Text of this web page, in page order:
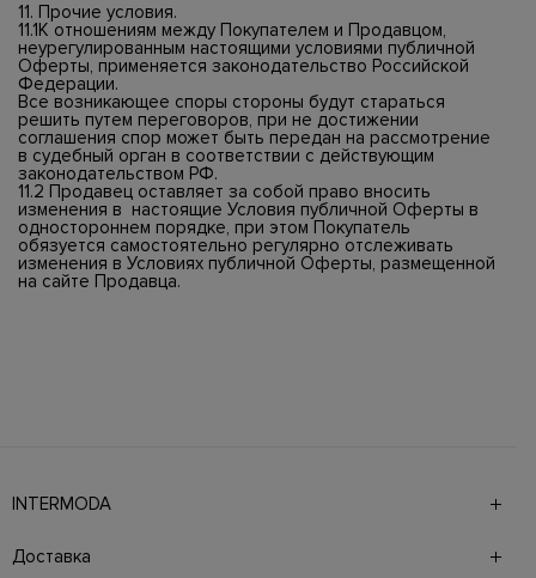
11. Прочие условия.
11.1К отношениям между Покупателем и Продавцом,
неурегулированным настоящими условиями публичной
Оферты, применяется законодательство Российской
Федерации.
Все возникающее споры стороны будут стараться
решить путем переговоров, при не достижении
соглашения спор может быть передан на рассмотрение
в судебный орган в соответствии с действующим
законодательством РФ.
11.2 Продавец оставляет за собой право вносить
изменения в настоящие Условия публичной Оферты в
одностороннем порядке, при этом Покупатель
обязуется самостоятельно регулярно отслеживать
изменения в Условиях публичной Оферты, размещенной
на сайте Продавца.
INTERMODA
брендов на 4 этажах в самом центре города. На сайте
также презентованы новинки с последних показов и
Доставка